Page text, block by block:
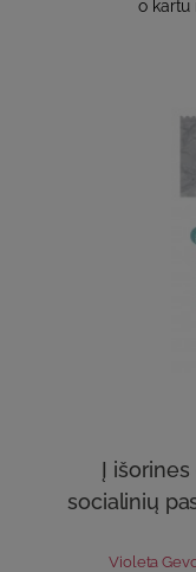
o kartu
Į
socialinių
Violeta